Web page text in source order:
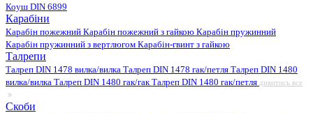
Коуш DIN 6899
Карабіни
Карабін пожежний Карабін пожежний з гайкою Карабін пружинний
Карабін пружинний з вертлюгом Карабін-гвинт з гайкою
Талрепи
Талреп DIN 1478 вилка/вилка Талреп DIN 1478 гак/петля Талреп DIN 1480
вилка/вилка Талреп DIN 1480 гак/гакТалреп DIN 1480 гак/петля дивитись все
Скоби